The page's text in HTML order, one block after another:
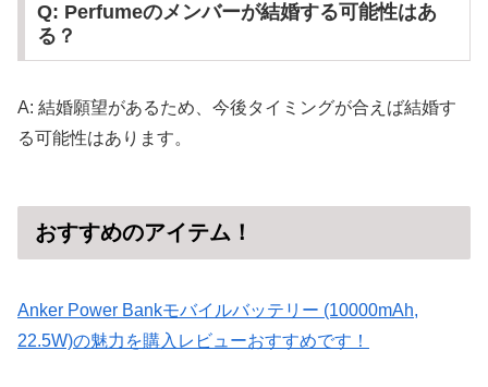
Q: Perfumeのメンバーが結婚する可能性はあ
る？
A: 結婚願望があるため、今後タイミングが合えば結婚す
る可能性はあります。
おすすめのアイテム！
Anker Power Bankモバイルバッテリー (10000mAh,
22.5W)の魅力を購入レビューおすすめです！